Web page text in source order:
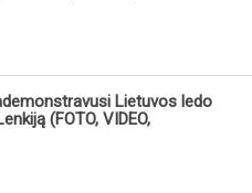
Lietuvos ledo
(FOTO, VIDEO,